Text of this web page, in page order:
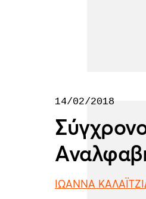
14/02/2018
ΙΩΑΝΝΑ